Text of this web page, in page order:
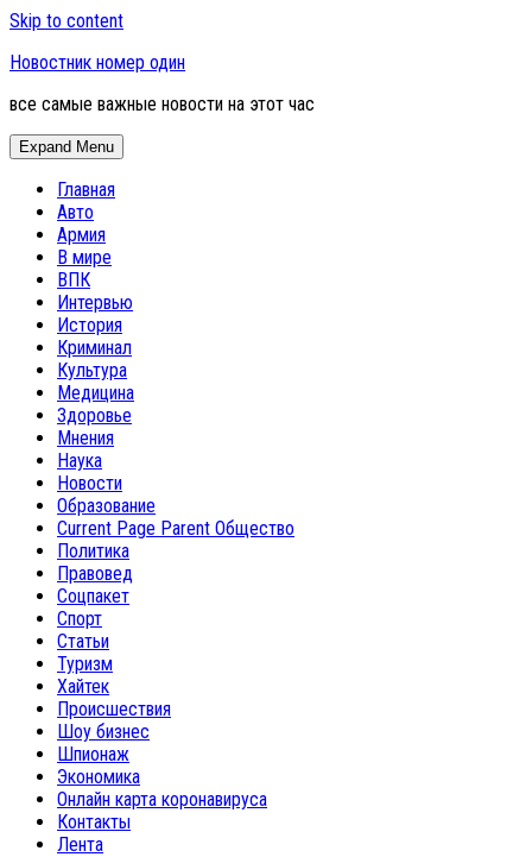
Skip to content
Новостник номер один
все самые важные новости на этот час
Expand Menu
Главная
Авто
Армия
В мире
ВПК
Интервью
История
Криминал
Культура
Медицина
Здоровье
Мнения
Наука
Новости
Образование
Current Page Parent Общество
Политика
Правовед
Соцпакет
Спорт
Статьи
Туризм
Хайтек
Происшествия
Шоу бизнес
Шпионаж
Экономика
Онлайн карта коронавируса
Контакты
Лента